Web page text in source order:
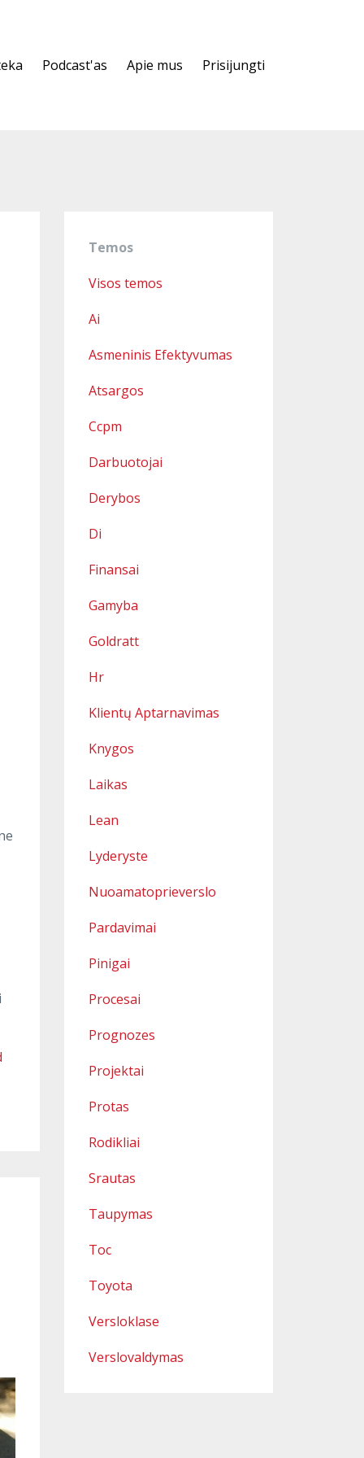
Podcast'as Apie mus Prisijungti
Temos
Visos temos
Ai
Asmeninis Efektyvumas
Atsargos
Ccpm
Darbuotojai
Derybos
Di
Finansai
Gamyba
Goldratt
Hr
Klientų Aptarnavimas
Knygos
Laikas
Lean
Lyderyste
Nuoamatoprieverslo
Pardavimai
Pinigai
Procesai
Prognozes
Projektai
Protas
Rodikliai
Srautas
Taupymas
Toc
Toyota
Versloklase
Verslovaldymas